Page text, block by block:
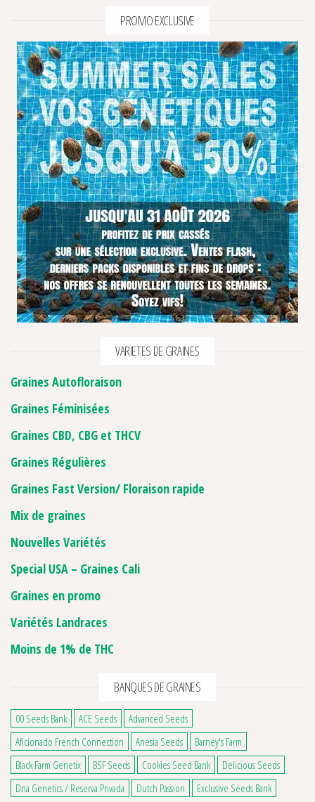
PROMO EXCLUSIVE
VARIETES DE GRAINES
Graines Autofloraison
Graines Féminisées
Graines CBD, CBG et THCV
Graines Régulières
Graines Fast Version/ Floraison rapide
Mix de graines
Nouvelles Variétés
Special USA – Graines Cali
Graines en promo
Variétés Landraces
Moins de 1% de THC
BANQUES DE GRAINES
00 Seeds Bank ACE Seeds
Advanced Seeds
Aficionado French Connection
Anesia Seeds
Barney's Farm
Black Farm Genetix
BSF Seeds Cookies Seed Bank
Delicious Seeds
Dna Genetics / Reserva Privada
Dutch Passion
Exclusive Seeds Bank